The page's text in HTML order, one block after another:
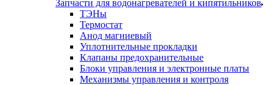
Запчасти для водонагревателей и кипятильников
ТЭНы
Термостат
Анод магниевый
Уплотнительные прокладки
Клапаны предохранительные
Блоки управления и электронные платы
Механизмы управления и контроля